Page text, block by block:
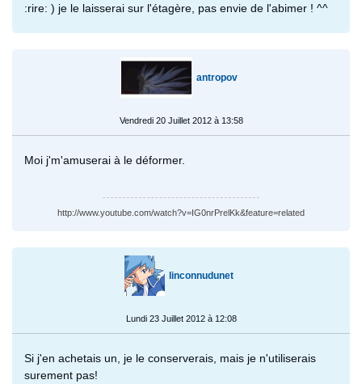
:rire: ) je le laisserai sur l'étagère, pas envie de l'abimer ! ^^
antropov
Vendredi 20 Juillet 2012 à 13:58
Moi j'm'amuserai à le déformer.
http://www.youtube.com/watch?v=IG0nrPrelKk&feature=related
linconnudunet
Lundi 23 Juillet 2012 à 12:08
Si j'en achetais un, je le conserverais, mais je n'utiliserais
surement pas!